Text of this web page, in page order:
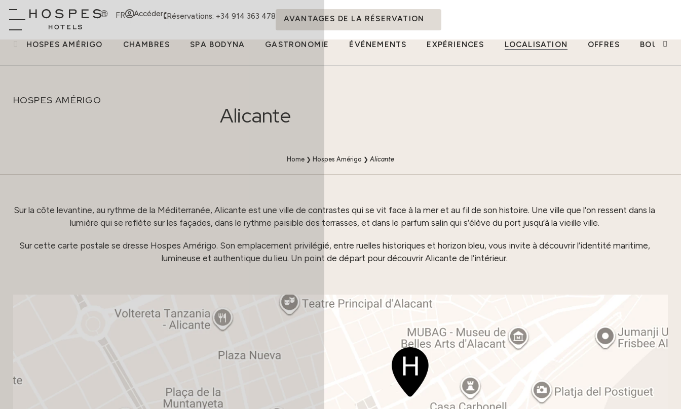
FR Accéder Réservations: +34 914 363 478 AVANTAGES DE LA RÉSERVATION
HOSPES AMÉRIGO CHAMBRES SPA BODYNA GASTRONOMIE ÉVÉNEMENTS EXPÉRIENCES LOCALISATION OFFRES
HOSPES AMÉRIGO
Alicante
Home ❯ Hospes Amérigo ❯ Alicante
Sur la côte levantine, au rythme de la Méditerranée, Alicante est une ville de contrastes qui se vit face à la mer et au fil de son histoire. Une ville que l’on ressent dans la
lumière qui se reflète sur les façades, dans le rythme paisible des terrasses, et dans le parfum salin qui s’élève du port jusqu’à la vieille ville.
Sur cette carte postale se dresse Hospes Amérigo. Son emplacement privilégié, entre ruelles historiques et horizon bleu, vous invite à découvrir l’identité maritime,
lumineuse et authentique du lieu. Un point de départ pour découvrir Alicante de l’intérieur.